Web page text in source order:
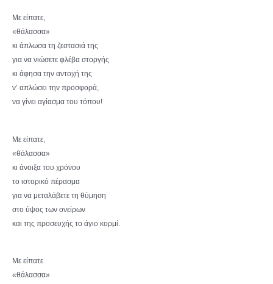
Με είπατε,
«θάλασσα»
κι άπλωσα τη ζεστασιά της
για να νιώσετε φλέβα στοργής
κι άφησα την αντοχή της
ν’ απλώσει την προσφορά,
να γίνει αγίασμα του τόπου!
Με είπατε,
«θάλασσα»
κι άνοιξα του χρόνου
το ιστορικό πέρασμα
για να μεταλάβετε τη θύμηση
στο ύψος των ονείρων
και της προσευχής το άγιο κορμί.
Με είπατε
«θάλασσα»